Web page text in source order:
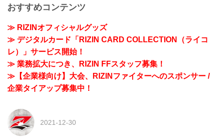
おすすめコンテンツ
≫ RIZINオフィシャルグッズ
≫ デジタルカード「RIZIN CARD COLLECTION（ライコ
レ）」サービス開始！
≫ 業務拡大につき、RIZIN FFスタッフ募集！
≫【企業様向け】大会、RIZINファイターへのスポンサー /
企業タイアップ募集中！
2021-12-30